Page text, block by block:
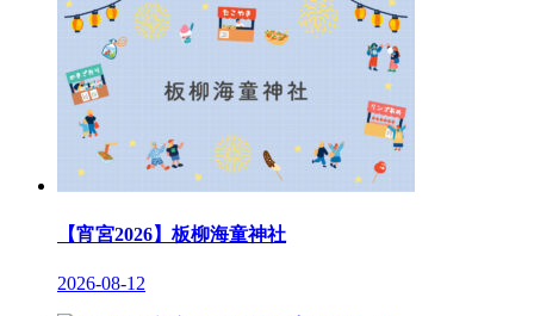
【宵宮2026】板柳海童神社
2026-08-12